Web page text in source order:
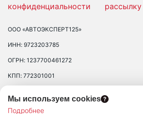
Мы используем cookies
Подробнее
конфиденциальности
рассылку
ООО «АВТОЭКСПЕРТ125»
ИНН: 9723203785
ОГРН: 1237700461272
КПП: 772301001
47, ПОМ. 2/Н